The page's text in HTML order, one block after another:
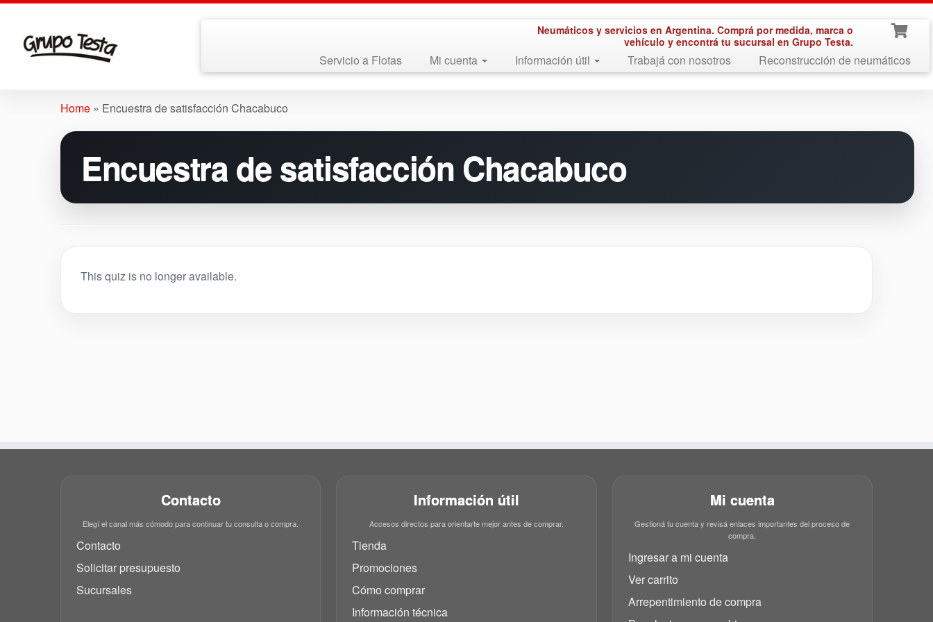
Neumáticos y servicios en Argentina. Comprá por medida, marca o
vehículo y encontrá tu sucursal en Grupo Testa.
Servicio a Flotas Mi cuenta Información útil Trabajá con nosotros Reconstrucción de neumáticos
Home » Encuestra de satisfacción Chacabuco
Encuestra de satisfacción Chacabuco
This quiz is no longer available.
Contacto
Elegí el canal más cómodo para continuar tu consulta o compra.
Contacto
Solicitar presupuesto
Sucursales
Información útil
Accesos directos para orientarte mejor antes de comprar.
Tienda
Promociones
Cómo comprar
Información técnica
Mi cuenta
Gestioná tu cuenta y revisá enlaces importantes del proceso de
compra.
Ingresar a mi cuenta
Ver carrito
Arrepentimiento de compra